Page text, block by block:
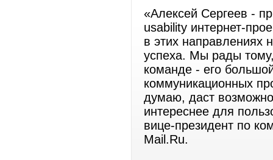
«Алексей Сергеев -
usability интернет-
в этих направлениях
успеха. Мы рады
команде - его
коммуникационных
думаю, даст
интереснее для
вице-президент по
Mail.Ru.